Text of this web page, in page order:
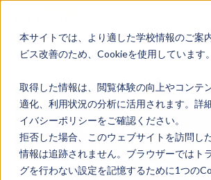
本サイトでは、より適した学校情報のご案
ビス改善のため、Cookieを使用しています。
取得した情報は、閲覧体験の向上やコンテ
適化、利用状況の分析に活用されます。詳
イバシーポリシーをご確認ください。
拒否した場合、このウェブサイトを訪問し
情報は追跡されません。ブラウザーではト
グを行わない設定を記憶するために1つの
地域みらい留学のすすめかた
地域みらい留学とは
学校を探す
イベントを探す